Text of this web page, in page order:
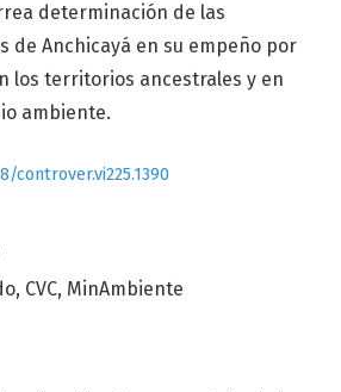
CVC MinAmbiente
determinación de las
de Anchicayá en su empeño por
los territorios ancestrales y en
ambiente.
controver.vi225.1390